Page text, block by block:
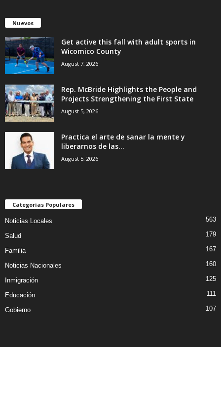
Nuevos
Get active this fall with adult sports in
Wicomico County
August 7, 2026
Rep. McBride Highlights the People and
Projects Strengthening the First State
August 5, 2026
Practica el arte de sanar la mente y
liberarnos de las...
August 5, 2026
Categorías Populares
Noticias Locales 563
Salud 179
Familia 167
Noticias Nacionales 160
Inmigración 125
Educación 111
Gobierno 107